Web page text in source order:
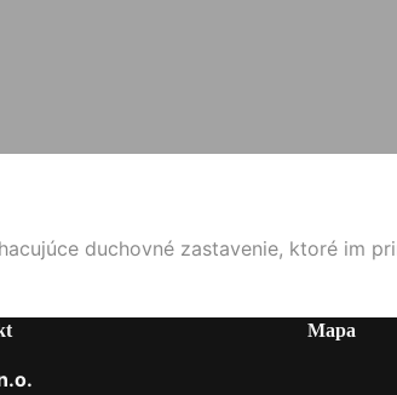
duchovné zastavenie, ktoré im
Mapa